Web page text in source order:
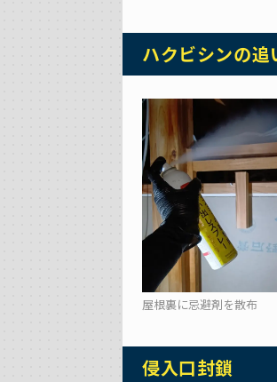
ハクビシンの追
屋根裏に忌避剤を散布
侵入口封鎖